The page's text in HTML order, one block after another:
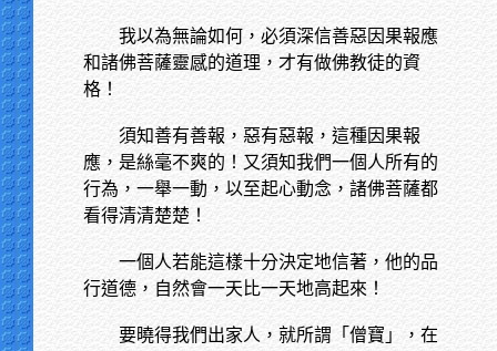
我以為無論如何，必須深信善惡因果報應
和諸佛菩薩靈感的道理，才有做佛教徒的資
格！
須知善有善報，惡有惡報，這種因果報
應，是絲毫不爽的！又須知我們一個人所有的
行為，一舉一動，以至起心動念，諸佛菩薩都
看得清清楚楚！
一個人若能這樣十分決定地信著，他的品
行道德，自然會一天比一天地高起來！
要曉得我們出家人，就所謂「僧寶」，在